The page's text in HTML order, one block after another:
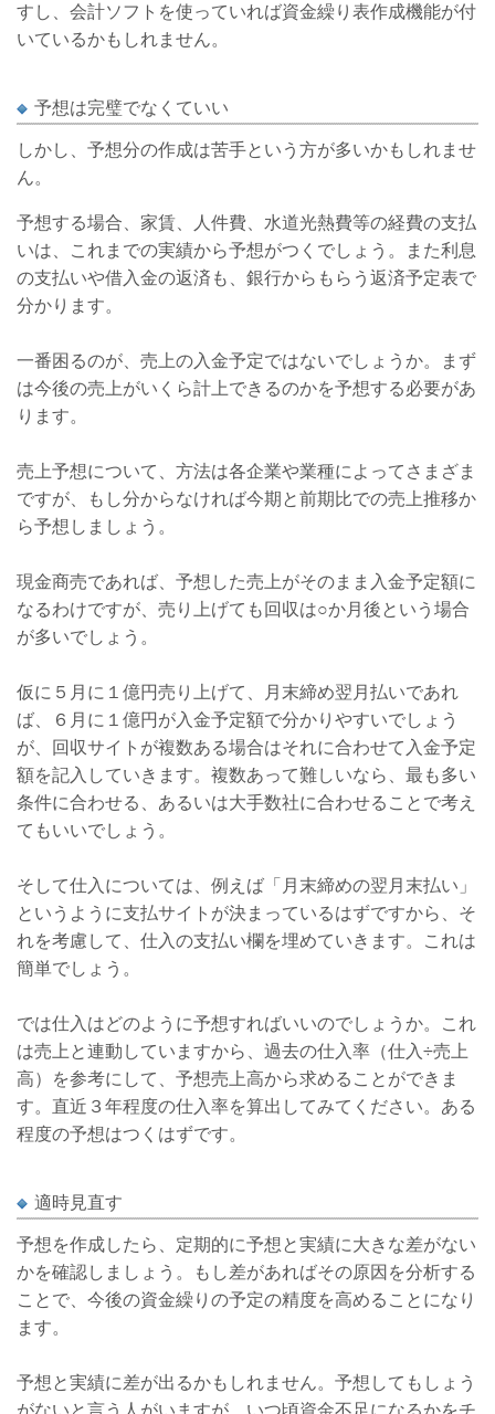
すし、会計ソフトを使っていれば資金繰り表作成機能が付
いているかもしれません。
予想は完璧でなくていい
しかし、予想分の作成は苦手という方が多いかもしれませ
ん。
予想する場合、家賃、人件費、水道光熱費等の経費の支払
いは、これまでの実績から予想がつくでしょう。また利息
の支払いや借入金の返済も、銀行からもらう返済予定表で
分かります。
一番困るのが、売上の入金予定ではないでしょうか。まず
は今後の売上がいくら計上できるのかを予想する必要があ
ります。
売上予想について、方法は各企業や業種によってさまざま
ですが、もし分からなければ今期と前期比での売上推移か
ら予想しましょう。
現金商売であれば、予想した売上がそのまま入金予定額に
なるわけですが、売り上げても回収は○か月後という場合
が多いでしょう。
仮に５月に１億円売り上げて、月末締め翌月払いであれ
ば、６月に１億円が入金予定額で分かりやすいでしょう
が、回収サイトが複数ある場合はそれに合わせて入金予定
額を記入していきます。複数あって難しいなら、最も多い
条件に合わせる、あるいは大手数社に合わせることで考え
てもいいでしょう。
そして仕入については、例えば「月末締めの翌月末払い」
というように支払サイトが決まっているはずですから、そ
れを考慮して、仕入の支払い欄を埋めていきます。これは
簡単でしょう。
では仕入はどのように予想すればいいのでしょうか。これ
は売上と連動していますから、過去の仕入率（仕入÷売上
高）を参考にして、予想売上高から求めることができま
す。直近３年程度の仕入率を算出してみてください。ある
程度の予想はつくはずです。
適時見直す
予想を作成したら、定期的に予想と実績に大きな差がない
かを確認しましょう。もし差があればその原因を分析する
ことで、今後の資金繰りの予定の精度を高めることになり
ます。
予想と実績に差が出るかもしれません。予想してもしょう